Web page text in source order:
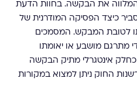
המלווה את הבקשה. בחוות הדעת
את סעיף 11 לחוק 1920 ונסביר כיצד הפסיקה המודרנית של
לטובת המבקש. המסמכים
מתרגם מושבע או יאומתו
כחלק אינטגרלי מתיק הבקשה
החוק ניתן למצוא במקורות